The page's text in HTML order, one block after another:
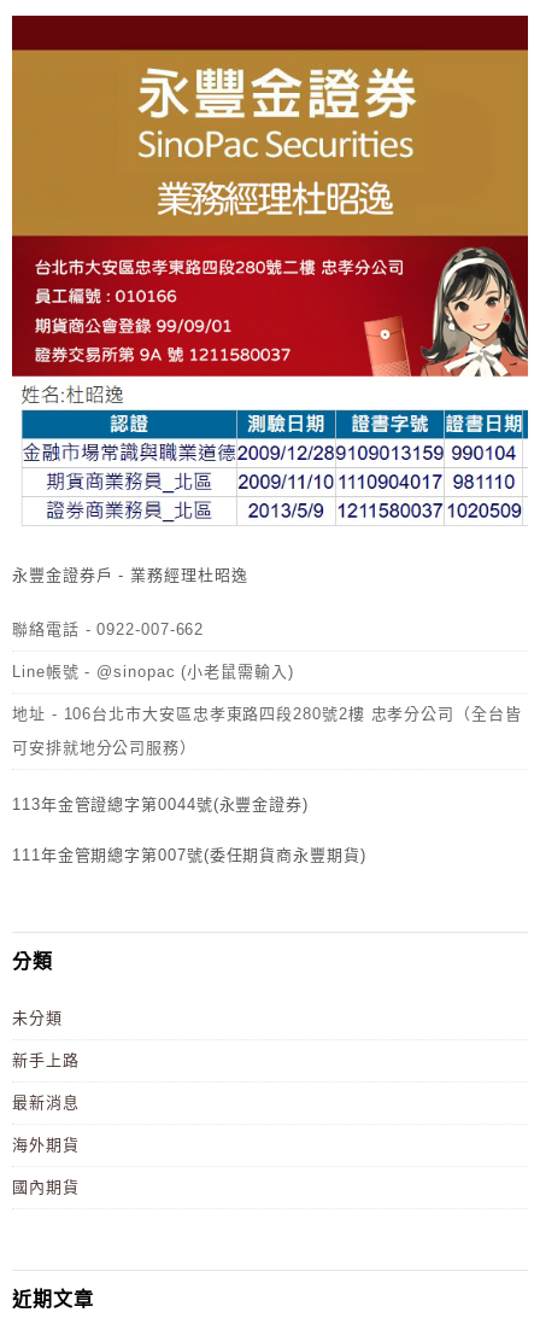
永豐金證券戶 - 業務經理杜昭逸
聯絡電話 - 0922-007-662
Line帳號 - @sinopac (小老鼠需輸入)
地址 - 106台北市大安區忠孝東路四段280號2樓 忠孝分公司（全台皆
可安排就地分公司服務）
113年金管證總字第0044號(永豐金證券)
111年金管期總字第007號(委任期貨商永豐期貨)
分類
未分類
新手上路
最新消息
海外期貨
國內期貨
近期文章